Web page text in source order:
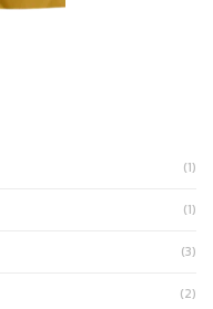
(1)
(1)
(3)
(2)